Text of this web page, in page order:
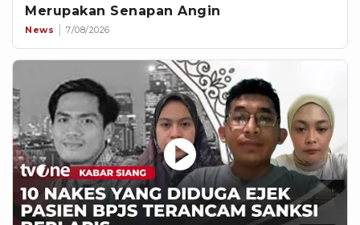
Merupakan Senapan Angin
News 7/08/2026